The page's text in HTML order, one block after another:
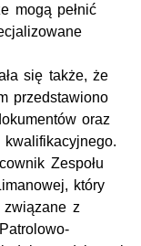
mogą pełnić
się także, że
przedstawiono
oraz
Zespołu
który
związane z